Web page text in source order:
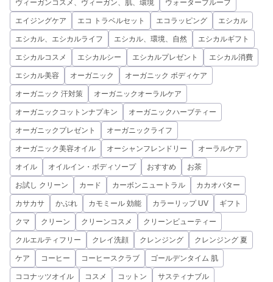
ヴィーガンコスメ、ヴィーガン、肌、環境 ウォータープルーフ
エイジングケア エコ トラベルセット エコラッピング エシカル
エシカル、エシカルライフ エシカル、環境、自然 エシカルギフト
エシカルコスメ エシカルシー エシカルプレゼント エシカル消費
エシカル美容 オーガニック オーガニック ボディケア
オーガニック 汗対策 オーガニックオーラルケア
オーガニックコットンナプキン オーガニックハーブティー
オーガニックプレゼント オーガニックライフ
オーガニック美容オイル オーシャンフレンドリー オーラルケア
オイル オイルイン・ボディソープ おすすめ お茶
お試し クリーン カード カーボンニュートラル カカオバター
カサカサ かぶれ カモミール 効能 カラーリップ UV ギフト
クマ クリーン クリーンコスメ クリーンビューティー
クルエルティフリー クレイ洗顔 クレンジング クレンジング 夏
ケア コーヒー コーヒースクラブ ゴールデンタイム 肌
ココナッツオイル コスメ コットン サスティナブル